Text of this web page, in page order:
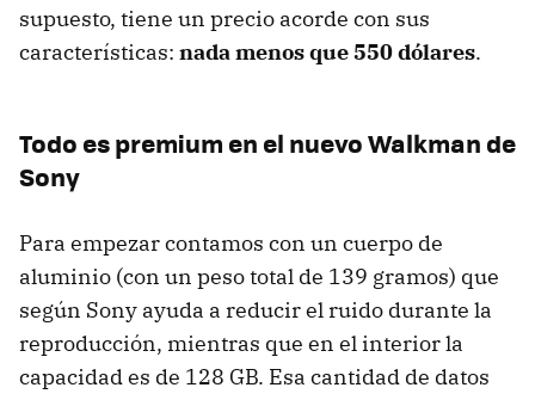
supuesto, tiene un precio acorde con sus
características: nada menos que 550 dólares.
Todo es premium en el nuevo Walkman de
Sony
Para empezar contamos con un cuerpo de
aluminio (con un peso total de 139 gramos) que
según Sony ayuda a reducir el ruido durante la
reproducción, mientras que en el interior la
capacidad es de 128 GB. Esa cantidad de datos